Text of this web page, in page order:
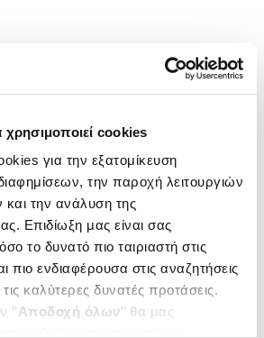
χρησιμοποιεί cookies
για την εξατομίκευση
την παροχή λειτουργιών
την ανάλυση της
Επιδίωξη μας είναι σας
το δυνατό πιο ταιριαστή στις
πιο ενδιαφέρουσα στις αναζητήσεις
καλύτερες δυνατές προτάσεις.
Αποδοχή όλων’’ θα μας